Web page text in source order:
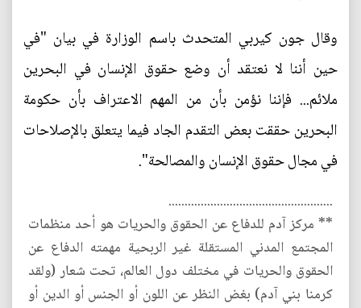
وقال جون كيربي المتحدث باسم الوزارة في بيان "في
حين أننا لا نعتقد أن وضع حقوق الإنسان في البحرين
ملائم... فإننا نؤمن بأن من المهم الاعتراف بأن حكومة
البحرين حققت بعض التقدم الجاد فيما يتعلق بالإصلاحات
في مجال حقوق الإنسان والمصالحة".
...................................................
** مركز آدم للدفاع عن الحقوق والحريات هو أحد منظمات
المجتمع المدني المستقلة غير الربحية مهمته الدفاع عن
الحقوق والحريات في مختلف دول العالم، تحت شعار (ولقد
كرمنا بني آدم) بغض النظر عن اللون أو الجنس أو الدين أو